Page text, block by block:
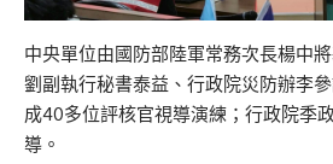
中央單位由國防部陸軍常務次長楊中
劉副執行秘書泰益、行政院災防辦李
成40多位評核官視導演練；行政院季
導。